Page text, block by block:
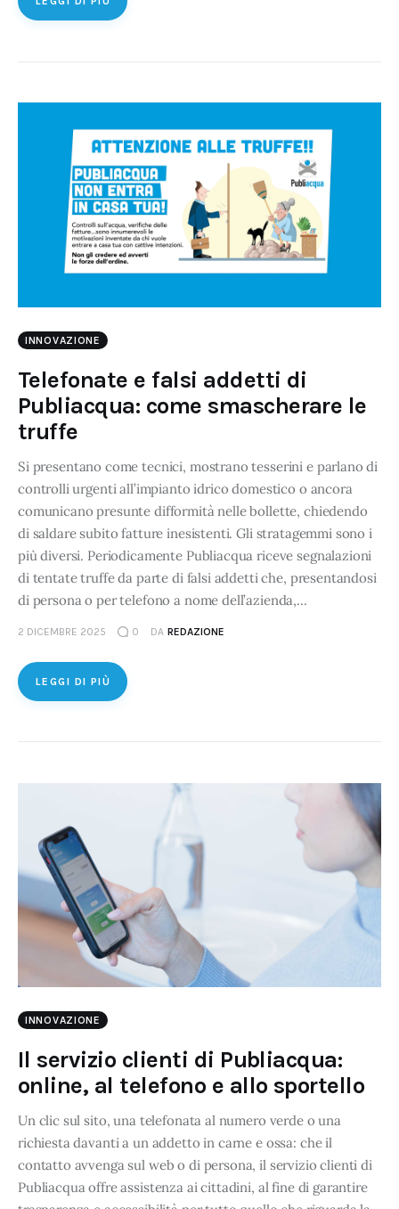
INNOVAZIONE
Telefonate e falsi addetti di
Publiacqua: come smascherare le
truffe
Si presentano come tecnici, mostrano tesserini e parlano di
controlli urgenti all’impianto idrico domestico o ancora
comunicano presunte difformità nelle bollette, chiedendo
di saldare subito fatture inesistenti. Gli stratagemmi sono i
più diversi. Periodicamente Publiacqua riceve segnalazioni
di tentate truffe da parte di falsi addetti che, presentandosi
di persona o per telefono a nome dell’azienda,…
2 DICEMBRE 2025 0 DA REDAZIONE
LEGGI DI PIÙ
INNOVAZIONE
Il servizio clienti di Publiacqua:
online, al telefono e allo sportello
Un clic sul sito, una telefonata al numero verde o una
richiesta davanti a un addetto in carne e ossa: che il
contatto avvenga sul web o di persona, il servizio clienti di
Publiacqua offre assistenza ai cittadini, al fine di garantire